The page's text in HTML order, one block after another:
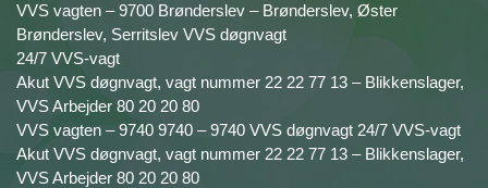
VVS vagten – 9700 Brønderslev – Brønderslev, Øster
Brønderslev, Serritslev VVS døgnvagt
24/7 VVS-vagt
Akut VVS døgnvagt, vagt nummer 22 22 77 13 – Blikkenslager,
VVS Arbejder 80 20 20 80
VVS vagten – 9740 9740 – 9740 VVS døgnvagt 24/7 VVS-vagt
Akut VVS døgnvagt, vagt nummer 22 22 77 13 – Blikkenslager,
VVS Arbejder 80 20 20 80